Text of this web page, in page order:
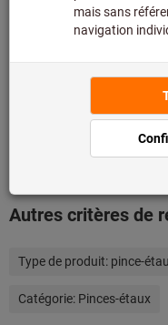
Détails du produit
Description
Téléchargements
Autres critères de
Type de produit: pince-
Catégorie: Pinces-étaux